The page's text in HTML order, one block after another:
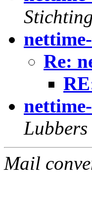
Re:
Lubbers
Mail